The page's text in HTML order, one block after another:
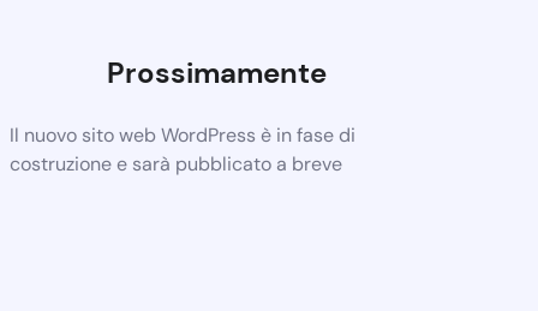
Prossimamente
Il nuovo sito web WordPress è in fase di
costruzione e sarà pubblicato a breve